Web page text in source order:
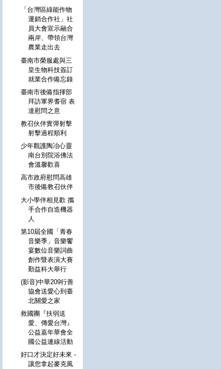
「台灣區綠能作物
運銷合作社」社
員大會宣示融合
兩岸、帶領台灣
農業走出去
臺南市榮服處與三
皇生物科技簽訂
就業合作備忘錄
臺南市後備指揮部
拜訪軍界耆宿 表
達慰問之意
教召伙伴實彈射擊
射擊過程順利
少年觀護陶冶心靈
南台別院浴佛法
會溫馨歡喜
高市政府慰問高雄
市後備教召伙伴
大小學伴相見歡 攜
手合作自造機器
人
第10屆全國「青春
音樂季」音樂饗
宴數位音樂詞曲
創作暨表演大賽
勤益科大舉行
(影音)中華209行善
協會送愛心到臺
北關愛之家
救國團『扶弱送
愛、傳愛台灣』
公益嘉年華會全
國公益連線活動
好口才決定好未來 -
讓您拿起麥克風